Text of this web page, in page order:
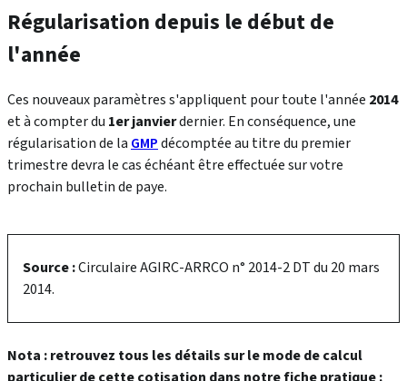
Régularisation depuis le début de
l'année
Ces nouveaux paramètres s'appliquent pour toute l'année 2014
et à compter du 1er janvierdernier. En conséquence, une
régularisation de laGMPdécomptée au titre du premier
trimestre devra le cas échéant être effectuée sur votre
prochain bulletin de paye.
Source :Circulaire AGIRC-ARRCO n° 2014-2 DT du 20 mars
2014.
Nota :retrouvez tous les détails sur le mode de calcul